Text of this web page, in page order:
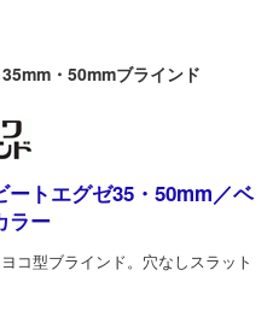
35mm・50mmブラインド
ートエグゼ35・50mm／ベ
ラー
コ型ブラインド。穴なしスラット